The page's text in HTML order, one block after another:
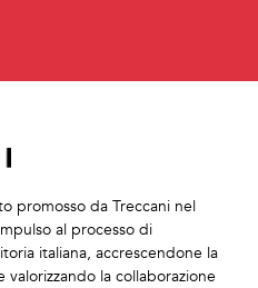
promosso da Treccani nel
al processo di
italiana, accrescendone la
la collaborazione